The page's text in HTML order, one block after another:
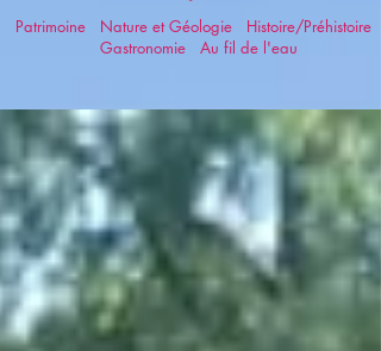
Patrimoine Nature et Géologie Histoire/Préhistoire
Gastronomie Au fil de l'eau